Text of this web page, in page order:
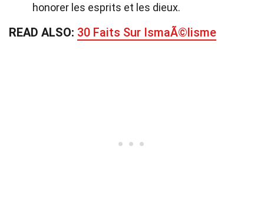
honorer les esprits et les dieux.
READ ALSO: 30 Faits Sur IsmaÃ©lisme